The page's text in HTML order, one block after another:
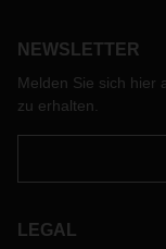
NEWSLETTER
Melden Sie sich hier
zu erhalten.
LEGAL